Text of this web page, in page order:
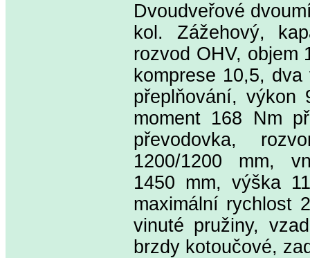
Dvoudveřové
kol. Zážehový,
rozvod OHV, objem
komprese 10,5,
přeplňování,
moment 168 Nm
převodovka,
1200/1200 mm,
1450 mm, výška
maximální rychlost
vinuté pružiny,
brzdy kotoučové,